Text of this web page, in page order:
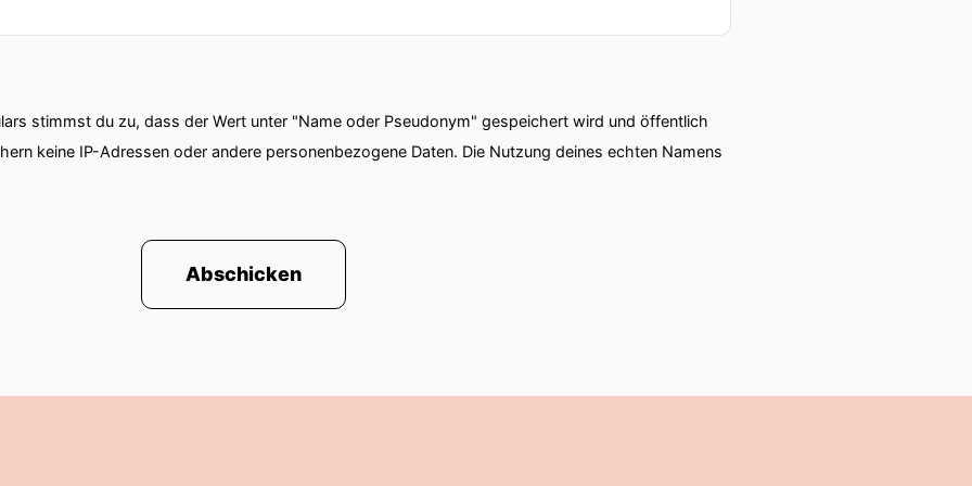
Oh Gott, ihr lest es schon lange im Titel.
das gelesen.
stimmst du zu, dass der Wert unter "Name oder Pseudonym" gespeichert wird und öffentlich
keine IP-Adressen oder andere personenbezogene Daten. Die Nutzung deines echten Namens
Abschicken